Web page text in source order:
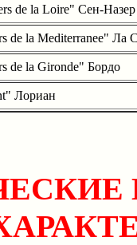
de la Loire" Сен-Назер
de la Mediterranee" Ла
de la Gironde" Бордо
Лориан